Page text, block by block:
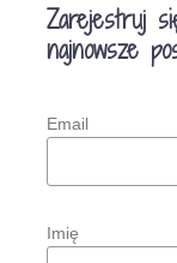
Zarejestruj
najnowsze
Email
Imię